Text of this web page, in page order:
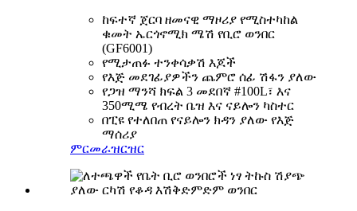
ከፍተኛ ጀርባ ዘመናዊ ማዞሪያ የሚስተካከል
ቁመት ኤርጎኖሚክ ሜሽ የቢሮ ወንበር
(GF6001)
የሚታጠፉ ተንቀሳቃሽ እጆች
የእጅ መደገፊያዎችን ጨምሮ ሰፊ ሽፋን ያለው
የጋዝ ማንሻ ክፍል 3 መደበኛ #100L፣ እና
350ሚሜ የብረት ቤዝ እና ናይሎን ካስተር
በፒዩ የተለበጠ የናይሎን ክዳን ያለው የእጅ
ማሰሪያ
ምርመራዝርዝር